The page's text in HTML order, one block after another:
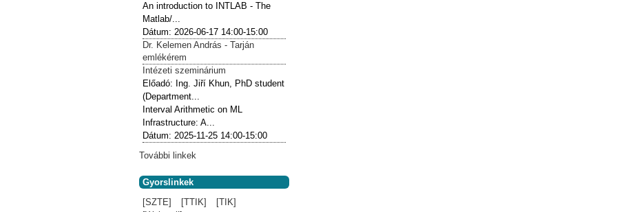
An introduction to INTLAB - The
Matlab/...
Dátum:2026-06-17 14:00-15:00
Dr. Kelemen András - Tarján
emlékérem
Intézeti szeminárium
Előadó: Ing. Jiří Khun, PhD student
(Department...
Interval Arithmetic on ML
Infrastructure: A...
Dátum:2025-11-25 14:00-15:00
További linkek
Gyorslinkek
[SZTE]
[TTIK]
[TIK]